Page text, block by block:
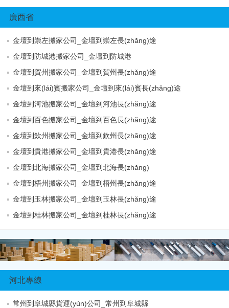
廣西省
金壇到崇左搬家公司_金壇到崇左長(zhǎng)途
金壇到防城港搬家公司_金壇到防城港
金壇到賀州搬家公司_金壇到賀州長(zhǎng)途
金壇到來(lái)賓搬家公司_金壇到來(lái)賓長(zhǎng)途
金壇到河池搬家公司_金壇到河池長(zhǎng)途
金壇到百色搬家公司_金壇到百色長(zhǎng)途
金壇到欽州搬家公司_金壇到欽州長(zhǎng)途
金壇到貴港搬家公司_金壇到貴港長(zhǎng)途
金壇到北海搬家公司_金壇到北海長(zhǎng)
金壇到梧州搬家公司_金壇到梧州長(zhǎng)途
金壇到玉林搬家公司_金壇到玉林長(zhǎng)途
金壇到桂林搬家公司_金壇到桂林長(zhǎng)途
河北專線
常州到阜城縣貨運(yùn)公司_常州到阜城縣